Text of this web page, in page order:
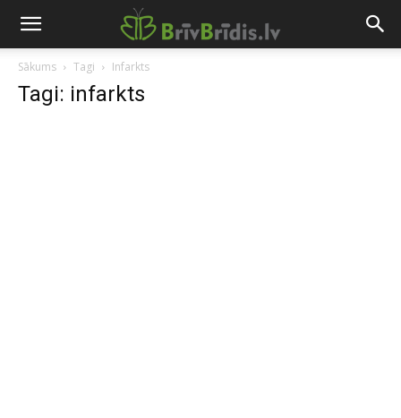
Sākums Tagi Infarkts
Tagi: infarkts